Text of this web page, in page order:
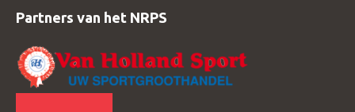
Bestuur Regio Noord
Bestuur Regio Midden
Regio West
Partners van het NRPS